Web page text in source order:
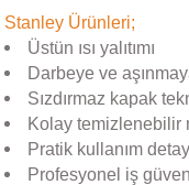
Stanley Ürünleri;
Üstün ısı yalıtımı
Darbeye ve
Sızdırmaz kapak
Kolay temizlenebilir
Pratik kullanım
Profesyonel iş